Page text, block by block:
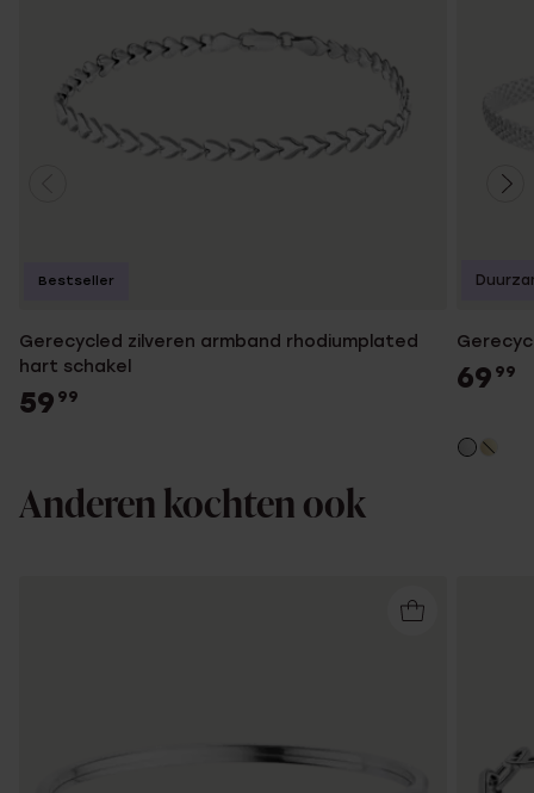
Gerecycled zilveren armband rhodiumplated
hart schakel
59 99
Bestseller
69 99
Anderen kochten ook